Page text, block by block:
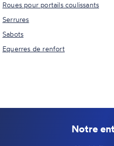
Roues pour portails coulissants
Serrures
Sabots
Equerres de renfort
Notre